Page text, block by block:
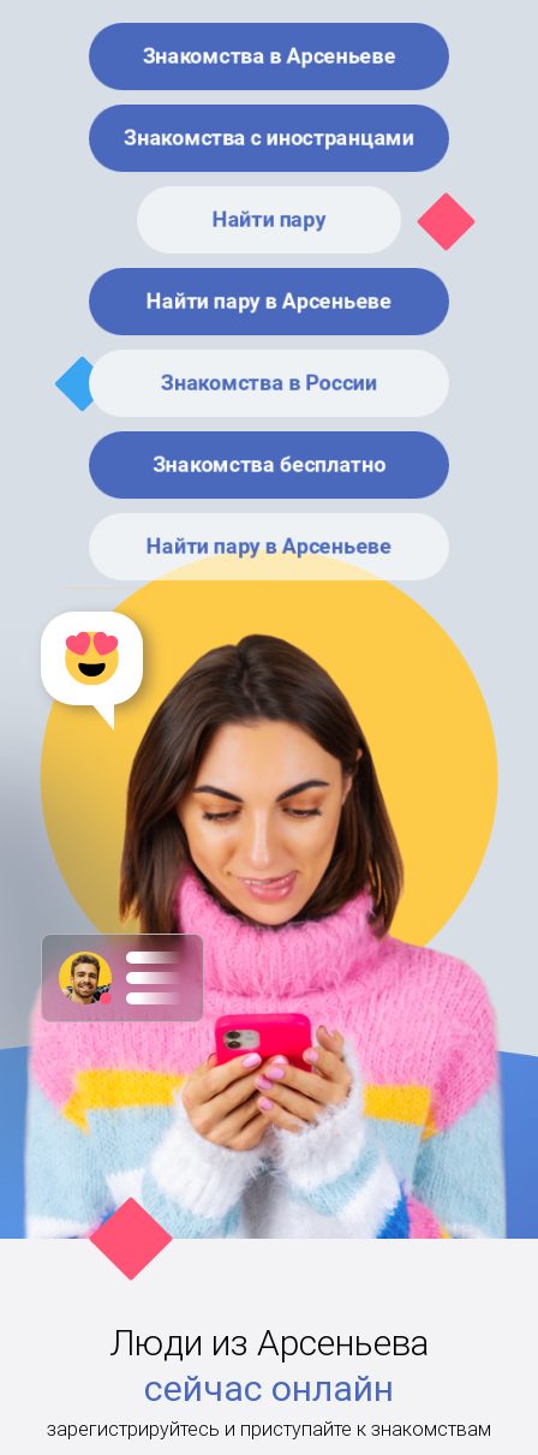
Знакомства в Арсеньеве
Знакомства с иностранцами
Найти пару
Найти пару в Арсеньеве
Знакомства в России
Знакомства бесплатно
Найти пару в Арсеньеве
Люди из Арсеньева
сейчас онлайн
зарегистрируйтесь и приступайте к знакомствам